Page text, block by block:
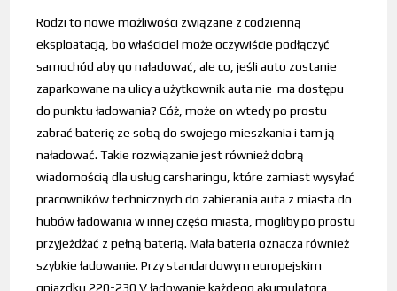
Rodzi to nowe możliwości związane z codzienną
eksploatacją, bo właściciel może oczywiście podłączyć
samochód aby go naładować, ale co, jeśli auto zostanie
zaparkowane na ulicy a użytkownik auta nie ma dostępu
do punktu ładowania? Cóż, może on wtedy po prostu
zabrać baterię ze sobą do swojego mieszkania i tam ją
naładować. Takie rozwiązanie jest również dobrą
wiadomością dla usług carsharingu, które zamiast wysyłać
pracowników technicznych do zabierania auta z miasta do
hubów ładowania w innej części miasta, mogliby po prostu
przyjeżdżać z pełną baterią. Mała bateria oznacza również
szybkie ładowanie. Przy standardowym europejskim
gniazdku 220-230 V ładowanie każdego akumulatora